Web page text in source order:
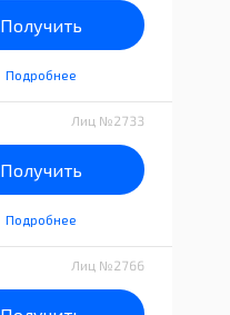
Получить
Подробнее
Лиц №2733
Получить
Подробнее
Лиц №2766